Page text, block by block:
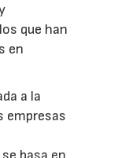
que han
en
a la
empresas